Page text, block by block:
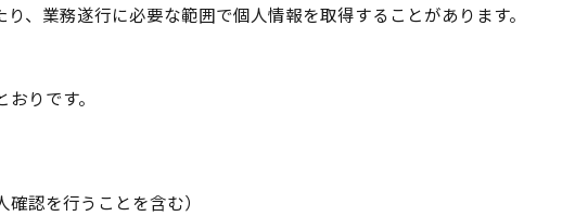
、業務遂行に必要な範囲で個人情報を取得することがあります。
りです。
認を行うことを含む）